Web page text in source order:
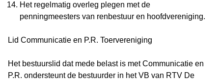
Het regelmatig overleg plegen met de
penningmeesters van renbestuur en hoofdvereniging.
Lid Communicatie en P.R. Toervereniging
Het bestuurslid dat mede belast is met Communicatie en
P.R. ondersteunt de bestuurder in het VB van RTV De